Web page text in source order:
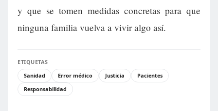
y que se tomen medidas concretas para que
ninguna familia vuelva a vivir algo así.
ETIQUETAS
Sanidad
Error médico Justicia
Pacientes
Responsabilidad